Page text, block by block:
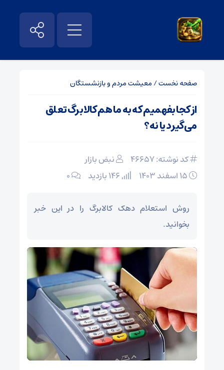
صفحه نخست/ معیشت مردم و بازنشستگان
از کجا بفهمیم که به ما هم کالابرگ تعلق
می‌گیرد یا نه؟
کد نوشته: 46657
نبض بازار
۰
روش استعلام دهک کالابرگ را در این خبر
بخوانید.